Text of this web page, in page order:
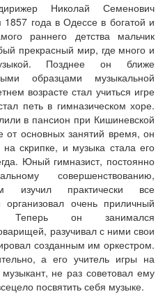
Николай Семенович
года в Одессе в богатой и
раннего детства мальчик
прекрасный мир, где много и
Позднее он ближе
образцами музыкальной
возрасте стал учиться игре
петь в гимназическом хоре.
в пансион при Кишиневской
от основных занятий время, он
на скрипке, и музыка стала его
Юный гимназист, постоянно
совершенствованию,
изучил практически все
очень приличный
Теперь он занимался
разучивал с ними свои
созданным им оркестром.
а его учитель игры на
не раз советовал ему
посвятить себя музыке.